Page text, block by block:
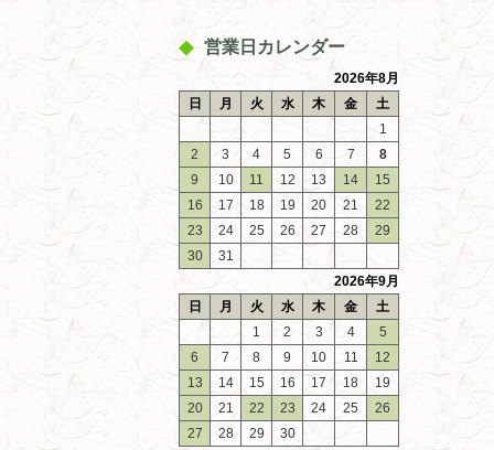
営業日カレンダー
2026年8月
日
月 火 水 木 金
土
1
2
3 4 5 6 7
8
9
10 11 12 13 14
15
16
17 18 19 20 21
22
23
24 25 26 27 28
29
30
31
2026年9月
日
月 火 水 木 金
土
1
2 3 4
5
6
7 8 9 10 11
12
13
14 15 16 17 18
19
20
21 22 23 24 25
26
27
28 29
30